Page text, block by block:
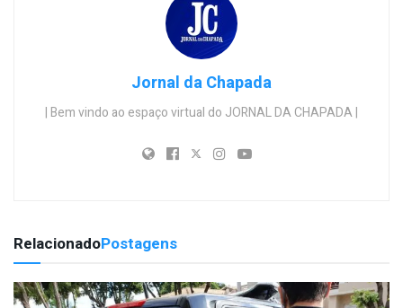
Jornal da Chapada
| Bem vindo ao espaço virtual do JORNAL DA CHAPADA |
RelacionadoPostagens